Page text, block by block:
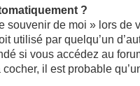
?
souvenir de moi » lors
utilisé par quelqu’un
si vous accédez au
il est probable